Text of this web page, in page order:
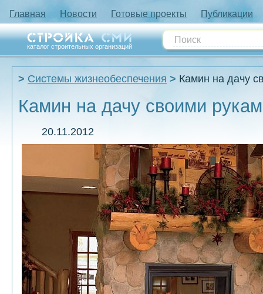
Главная Новости Готовые проекты Публикации
каталог строительных организаций
Системы жизнеобеспечения Камин на дачу
Камин на дачу своими
20.11.2012